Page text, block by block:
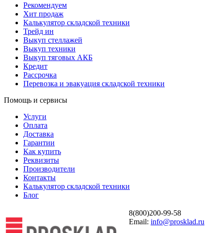
Рекомендуем
Хит продаж
Калькулятор складской техники
Трейд ин
Выкуп стеллажей
Выкуп техники
Выкуп тяговых АКБ
Кредит
Рассрочка
Перевозка и эвакуация складской техники
Помощь и сервисы
Услуги
Оплата
Доставка
Гарантии
Как купить
Реквизиты
Производители
Контакты
Калькулятор складской техники
Блог
8(800)200-99-58
Email: info@prosklad.ru